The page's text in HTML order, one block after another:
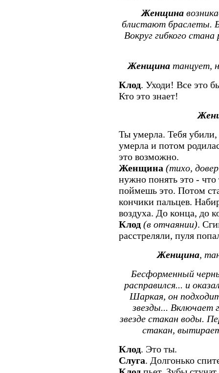
Женщина
блистают браслеты.
Вокруг гибкого
Женщина танцует,
Клод. Уходи! Все это
Кто это знает!
Ты умерла. Тебя
умерла и потом
это возможно.
Женщина (тихо,
нужно понять это -
поймешь это. Потом
кончики пальцев.
воздуха. До конца, до
Клод (в отчаянии).
расстреляли, пуля
Женщина,
Бесформенный
расправился... и
Шаркая, он
звезды... Включает
звезде стакан воды.
стакан,
Клод. Это ты.
Слуга. Долгонько